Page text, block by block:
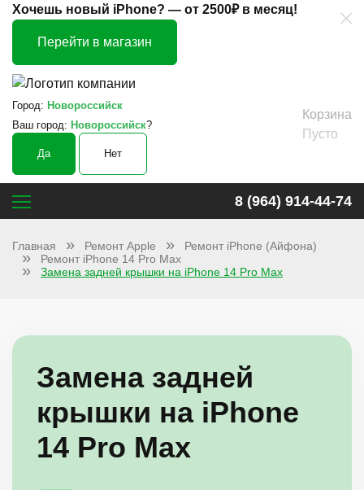
Хочешь новый iPhone? — от 2500₽ в месяц!
Перейти в магазин
Город: Новороссийск
Ваш город: Новороссийск?
Да Нет
Корзина
Пусто
8 (964) 914-44-74
Главная Ремонт Apple
Ремонт iPhone (Айфона)
Ремонт iPhone 14 Pro Max
Замена задней крышки на iPhone 14 Pro Max
Замена задней
крышки на iPhone
14 Pro Max
×